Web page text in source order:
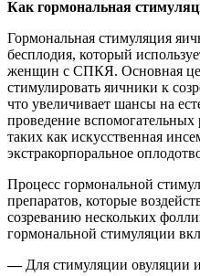
Как гормональная
Гормональная стимуляция
бесплодия, который
женщин с СПКЯ. Основная
стимулировать яичники к
что увеличивает шансы на
проведение
таких как искусственная
экстракорпоральное
Процесс гормональной
препаратов, которые
созреванию нескольких
гормональной стимуляции
—Для стимуляции овуляции